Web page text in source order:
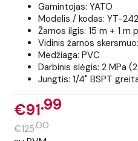
Gamintojas: YATO
Modelis / kodas: YT-
Žarnos ilgis: 15 m + 1 m
Vidinis žarnos
Medžiaga: PVC
Darbinis slėgis: 2 MPa
Jungtis: 1/4" BSPT
€91 99
€125 00